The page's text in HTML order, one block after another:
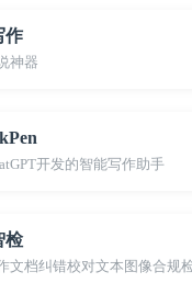
作
神器
开发的智能写作助手
检
文档纠错校对文本图像合规